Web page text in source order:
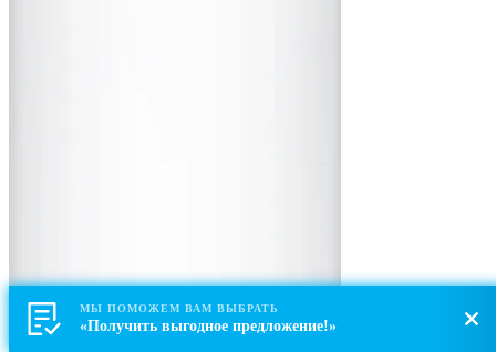
МЫ ПОМОЖЕМ ВАМ ВЫБРАТЬ
«Получить выгодное предложение!»